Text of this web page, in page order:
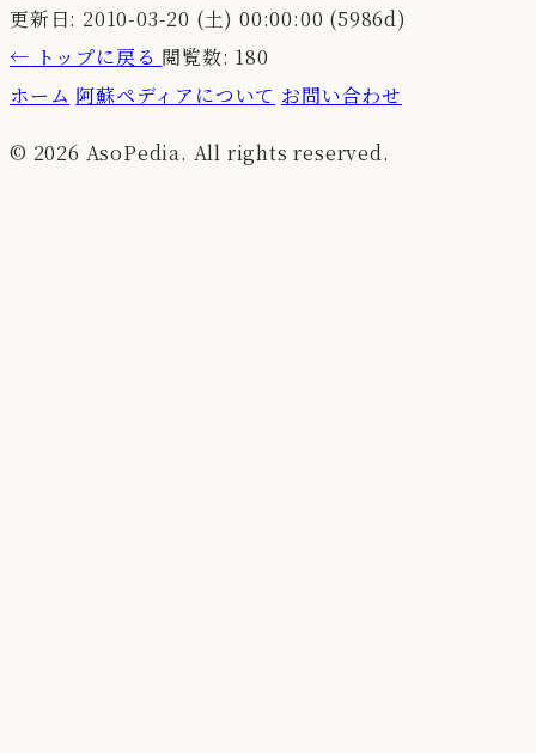
更新日: 2010-03-20 (土) 00:00:00 (5986d)
← トップに戻る 閲覧数: 180
ホーム 阿蘇ペディアについて お問い合わせ
© 2026 AsoPedia. All rights reserved.